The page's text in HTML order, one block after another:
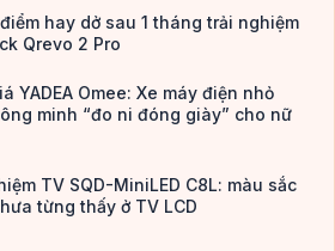
hay dở sau 1 tháng trải nghiệm
Qrevo 2 Pro
YADEA Omee: Xe máy điện nhỏ
minh “đo ni đóng giày” cho nữ
TV SQD-MiniLED C8L: màu sắc
từng thấy ở TV LCD